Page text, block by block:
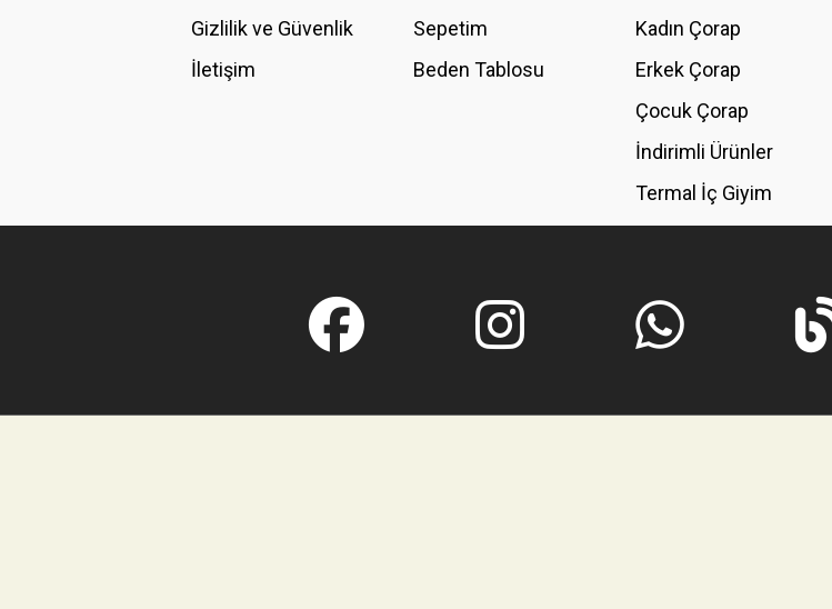
Gizlilik ve Güvenlik
İletişim
Sepetim
Beden Tablosu
Kadın Çorap
Erkek Çorap
Çocuk Çorap
İndirimli Ürünler
Termal İç Giyim